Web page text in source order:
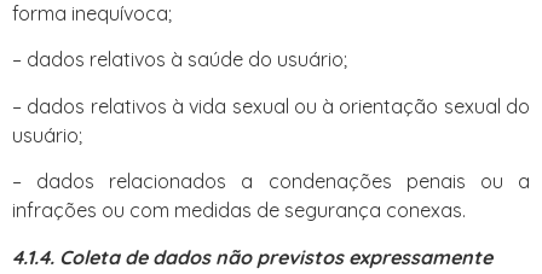
forma inequívoca;
– dados relativos à saúde do usuário;
– dados relativos à vida sexual ou à orientação sexual do
usuário;
– dados relacionados a condenações penais ou a
infrações ou com medidas de segurança conexas.
4.1.4. Coleta de dados não previstos expressamente